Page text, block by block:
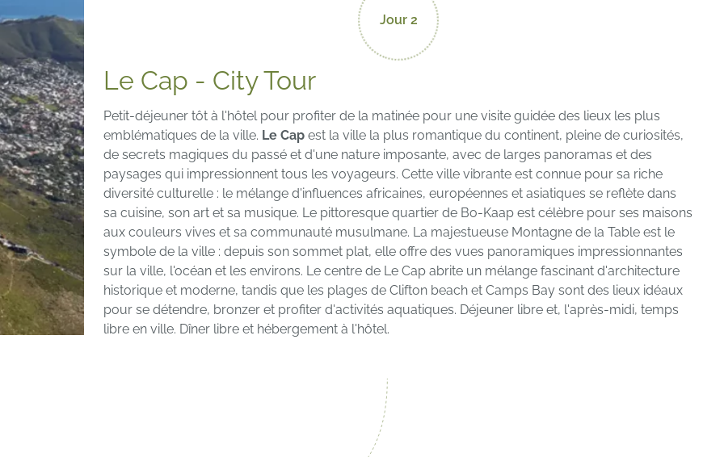
Jour 2
Le Cap - City Tour
Petit-déjeuner tôt à l'hôtel pour profiter de la matinée pour une visite guidée des lieux les plus
emblématiques de la ville. Le Cap est la ville la plus romantique du continent, pleine de curiosités,
de secrets magiques du passé et d'une nature imposante, avec de larges panoramas et des
paysages qui impressionnent tous les voyageurs. Cette ville vibrante est connue pour sa riche
diversité culturelle : le mélange d'influences africaines, européennes et asiatiques se reflète dans
sa cuisine, son art et sa musique. Le pittoresque quartier de Bo-Kaap est célèbre pour ses maisons
aux couleurs vives et sa communauté musulmane. La majestueuse Montagne de la Table est le
symbole de la ville : depuis son sommet plat, elle offre des vues panoramiques impressionnantes
sur la ville, l'océan et les environs. Le centre de Le Cap abrite un mélange fascinant d'architecture
historique et moderne, tandis que les plages de Clifton beach et Camps Bay sont des lieux idéaux
pour se détendre, bronzer et profiter d'activités aquatiques. Déjeuner libre et, l'après-midi, temps
libre en ville. Dîner libre et hébergement à l'hôtel.